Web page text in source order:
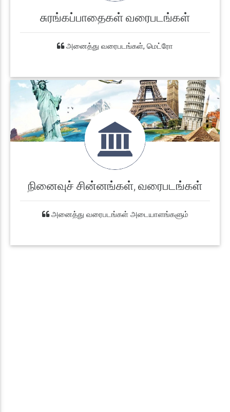
சுரங்கப்பாதைகள் வரைபடங்கள்
அனைத்து வரைபடங்கள், மெட்ரோ
நினைவுச் சின்னங்கள், வரைபடங்கள்
அனைத்து வரைபடங்கள் அடையாளங்களும்